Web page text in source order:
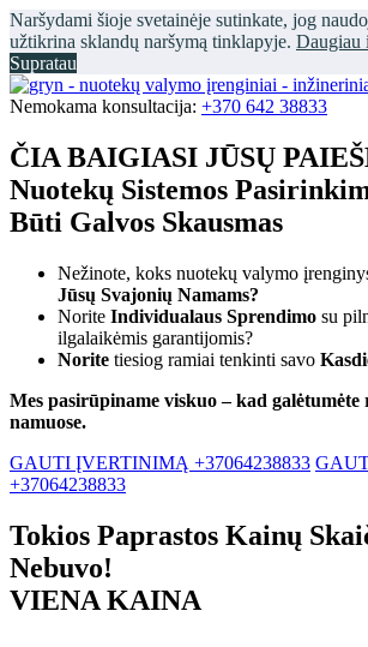
Naršydami šioje svetainėje sutinkate, jog
užtikrina sklandų naršymą tinklapyje. Daugiau
Supratau
Nemokama konsultacija: +370 642 38833
ČIA BAIGIASI JŪSŲ
Nuotekų Sistemos
Būti Galvos Skausmas
Nežinote, koks nuotekų valymo
Jūsų Svajonių Namams?
Norite Individualaus Sprendimo su
ilgalaikėmis garantijomis?
Norite tiesiog ramiai tenkinti savo
Mes pasirūpiname viskuo – kad galėtumėte
namuose.
GAUTI ĮVERTINIMĄ +37064238833
+37064238833
Tokios Paprastos Kainų
Nebuvo!
VIENA KAINA